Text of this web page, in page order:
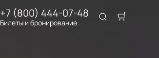
+7 (800) 444-07-48
Билеты и бронирование